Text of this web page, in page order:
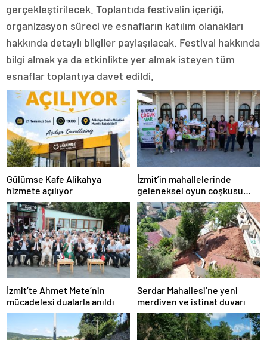
gerçekleştirilecek. Toplantıda festivalin içeriği,
organizasyon süreci ve esnafların katılım olanakları
hakkında detaylı bilgiler paylaşılacak. Festival hakkında
bilgi almak ya da etkinlikte yer almak isteyen tüm
esnaflar toplantıya davet edildi.
Gülümse Kafe Alikahya
hizmete açılıyor
İzmit’in mahallelerinde
geleneksel oyun coşkusu
devam ediyor
İzmit’te Ahmet Mete’nin
mücadelesi dualarla anıldı
Serdar Mahallesi’ne yeni
merdiven ve istinat duvarı